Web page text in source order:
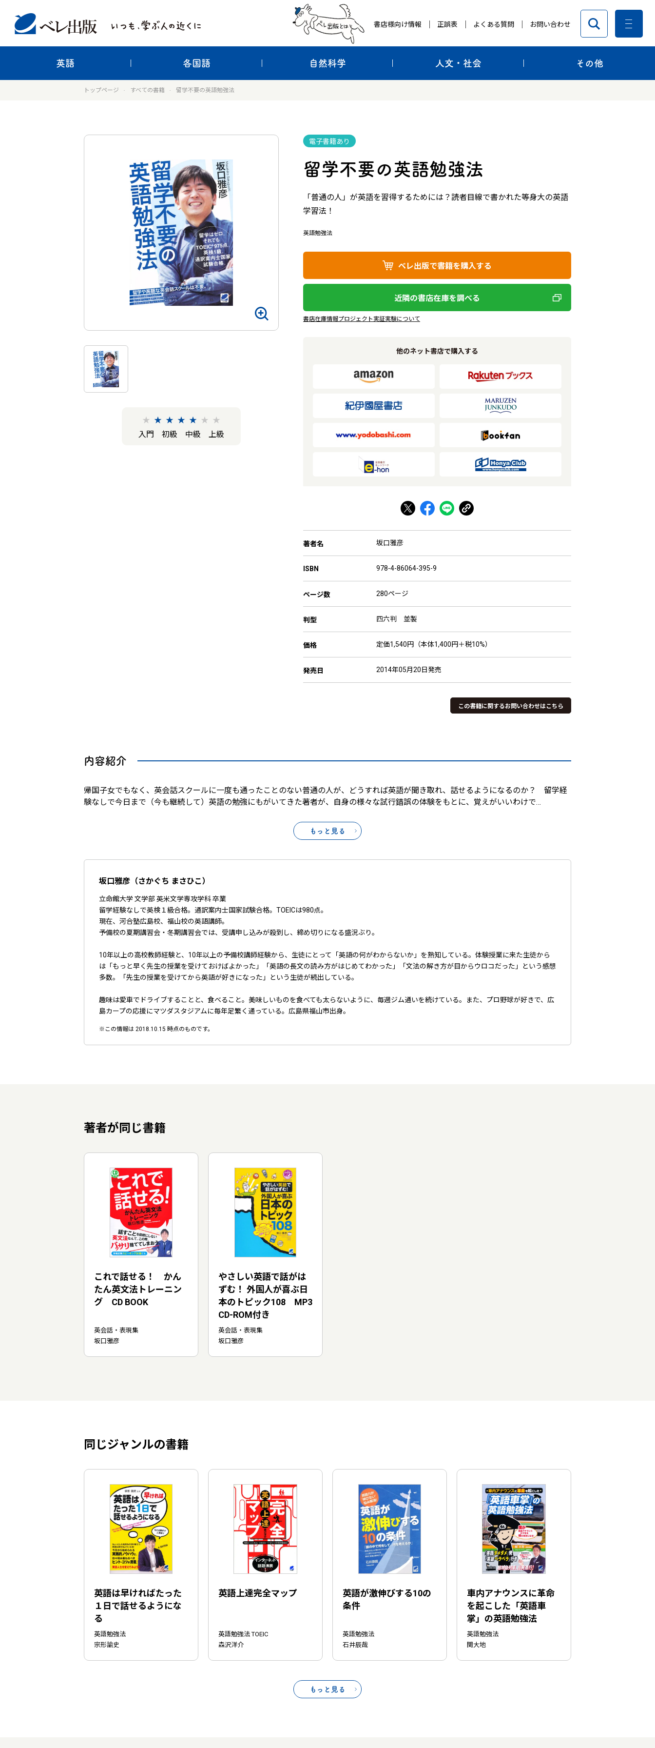
書店様向け情報 正誤表 よくある質問 お問い合わせ
英語 各国語 自然科学 人文・社会 その他
トップページ すべての書籍 留学不要の英語勉強法
電子書籍あり
留学不要の英語勉強法
「普通の人」が英語を習得するためには？読者目線で書かれた等身大の英語
学習法！
英語勉強法
★ ★ ★ ★ ★ ★ ★
入門
初級 中級 上級
ベレ出版で書籍を購入する
近隣の書店在庫を調べる
書店在庫情報プロジェクト実証実験について
他のネット書店で購入する
著者名 坂口雅彦
ISBN 978-4-86064-395-9
ページ数 280ページ
判型 四六判 並製
価格 定価1,540円（本体1,400円＋税10%）
発売日 2014年05月20日発売
この書籍に関するお問い合わせはこちら
内容紹介
帰国子女でもなく、英会話スクールに一度も通ったことのない普通の人が、どうすれば英語が聞き取れ、話せるようになるのか？ 留学経
験なしで今日まで（今も継続して）英語の勉強にもがいてきた著者が、自身の様々な試行錯誤の体験をもとに、覚えがいいわけで…
もっと見る
坂口雅彦（さかぐち まさひこ）
立命館大学 文学部 英米文学専攻学科 卒業
留学経験なしで英検１級合格。通訳案内士国家試験合格。TOEICは980点。
現在、河合塾広島校、福山校の英語講師。
予備校の夏期講習会・冬期講習会では、受講申し込みが殺到し、締め切りになる盛況ぶり。
10年以上の高校教師経験と、10年以上の予備校講師経験から、生徒にとって「英語の何がわからないか」を熟知している。体験授業に来た生徒から
は「もっと早く先生の授業を受けておけばよかった」「英語の長文の読み方がはじめてわかった」「文法の解き方が目からウロコだった」という感想
多数。「先生の授業を受けてから英語が好きになった」という生徒が続出している。
趣味は愛車でドライブすることと、食べること。美味しいものを食べても太らないように、毎週ジム通いを続けている。また、プロ野球が好きで、広
島カープの応援にマツダスタジアムに毎年足繁く通っている。広島県福山市出身。
※この情報は 2018.10.15 時点のものです。
著者が同じ書籍
これで話せる！ かん
たん英文法トレーニン
グ CD BOOK
英会話・表現集
坂口雅彦
やさしい英語で話がは
ずむ！ 外国人が喜ぶ日
本のトピック108 MP3
CD-ROM付き
英会話・表現集
坂口雅彦
同じジャンルの書籍
英語は早ければたった
１日で話せるようにな
る
英語勉強法
宗形諭史
英語上達完全マップ
英語勉強法 TOEIC
森沢洋介
英語が激伸びする10の
条件
英語勉強法
石井辰哉
車内アナウンスに革命
を起こした「英語車
掌」の英語勉強法
英語勉強法
関大地
もっと見る